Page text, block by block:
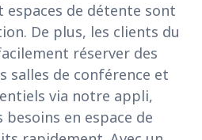
espaces de détente sont
De plus, les clients du
réserver des
salles de conférence et
via notre appli,
en espace de